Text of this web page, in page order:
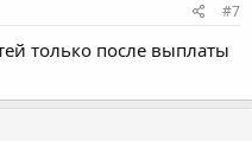
#7
только после выплаты